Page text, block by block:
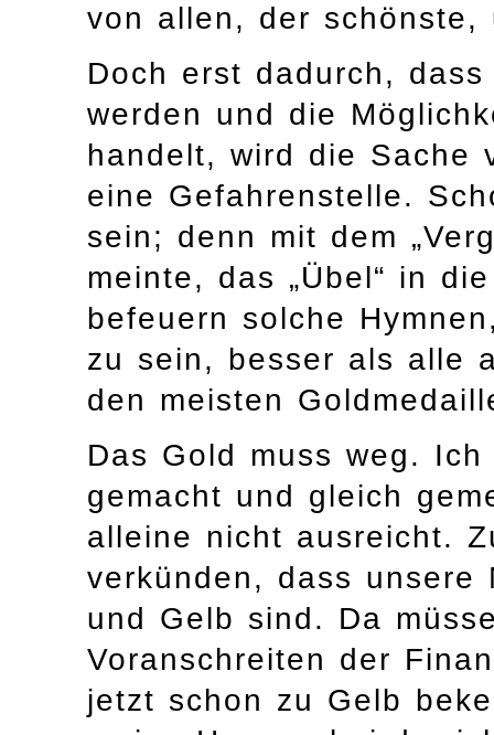
von allen, der schönste,
Doch erst dadurch,
werden und die
handelt, wird die Sache
eine Gefahrenstelle.
sein; denn mit dem
meinte, das „Übel“ in
befeuern solche
zu sein, besser als alle
den meisten
Das Gold muss weg.
gemacht und gleich
alleine nicht ausreicht.
verkünden, dass unsere
und Gelb sind. Da
Voranschreiten der
jetzt schon zu Gelb